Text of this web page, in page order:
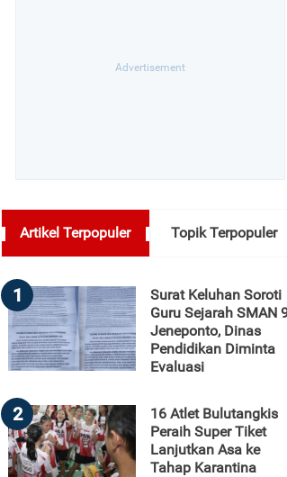
Artikel Terpopuler Topik Terpopuler
1
Surat Keluhan Soroti
Guru Sejarah SMAN
Jeneponto, Dinas
Pendidikan Diminta
Evaluasi
2
16 Atlet Bulutangkis
Peraih Super Tiket
Lanjutkan Asa ke
Tahap Karantina